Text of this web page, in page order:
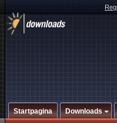
Startpagina Downloads